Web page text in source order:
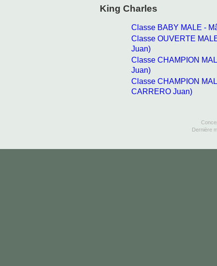
King Charles
Classe BABY MALE -
Classe OUVERTE
Juan)
Classe CHAMPION
Juan)
Classe CHAMPION
CARRERO Juan)
Dernière